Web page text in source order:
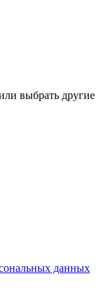
выбрать другие
данных